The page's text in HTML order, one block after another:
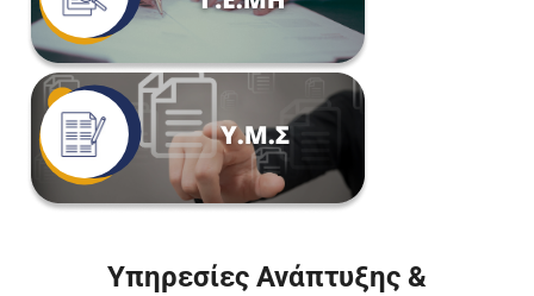
Υπηρεσίες Ανάπτυξης &